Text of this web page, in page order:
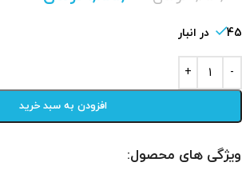
45 در انبار
افزودن به سبد خرید
ویژگی های محصول: